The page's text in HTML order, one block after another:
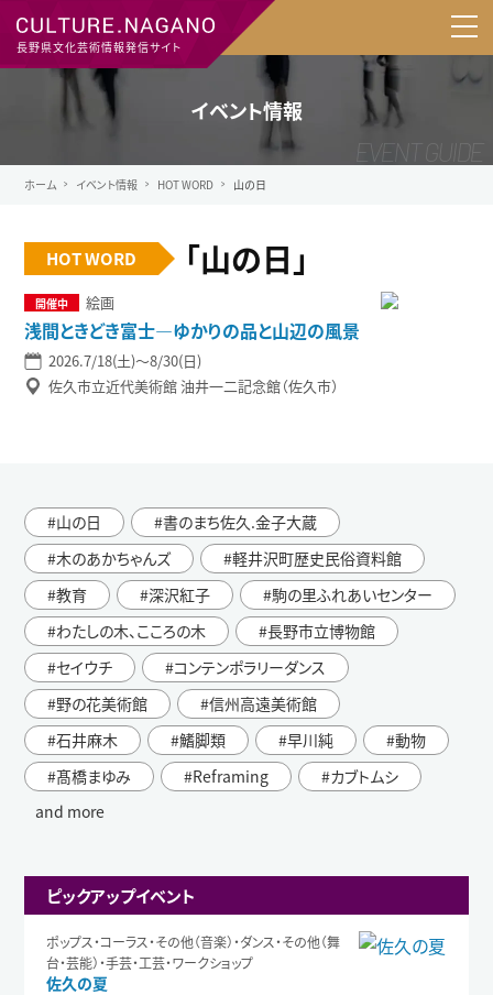
長野県文化芸術情報発信サイト
イベント情報
ホーム イベント情報 HOT WORD 山の日
HOT WORD 「山の日」
絵画
浅間ときどき富士―ゆかりの品と山辺の風景
2026.7/18(土)〜8/30(日)
佐久市立近代美術館 油井一二記念館（佐久市）
山の日
書のまち佐久.金子大蔵
木のあかちゃんズ
軽井沢町歴史民俗資料館
教育
深沢紅子
駒の里ふれあいセンター
わたしの木、こころの木
長野市立博物館
セイウチ
コンテンポラリーダンス
野の花美術館
信州高遠美術館
石井麻木
鰭脚類 早川純
動物
髙橋まゆみ
Reframing
カブトムシ
and more
ピックアップイベント
ポップス・コーラス・その他（音楽）・ダンス・その他（舞
台・芸能）・手芸・工芸・ワークショップ
佐久の夏